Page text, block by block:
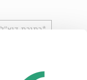
*כתובת דוא"ל